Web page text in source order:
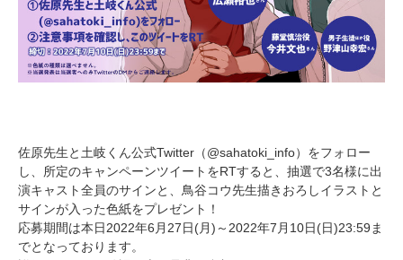
佐原先生と土岐くん公式Twitter（@sahatoki_info）をフォロー
し、所定のキャンペーンツイートをRTすると、抽選で3名様に出
演キャスト全員のサインと、鳥谷コウ先生描きおろしイラストと
サインが入った色紙をプレゼント！
応募期間は本日2022年6月27日(月)～2022年7月10日(日)23:59ま
でとなっております。